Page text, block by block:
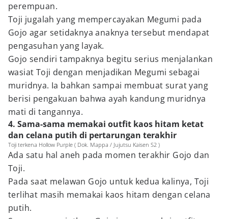
perempuan.
Toji jugalah yang mempercayakan Megumi pada
Gojo agar setidaknya anaknya tersebut mendapat
pengasuhan yang layak.
Gojo sendiri tampaknya begitu serius menjalankan
wasiat Toji dengan menjadikan Megumi sebagai
muridnya. Ia bahkan sampai membuat surat yang
berisi pengakuan bahwa ayah kandung muridnya
mati di tangannya.
4. Sama-sama memakai outfit kaos hitam ketat
dan celana putih di pertarungan terakhir
Toji terkena Hollow Purple ( Dok. Mappa / Jujutsu Kaisen S2 )
Ada satu hal aneh pada momen terakhir Gojo dan
Toji.
Pada saat melawan Gojo untuk kedua kalinya, Toji
terlihat masih memakai kaos hitam dengan celana
putih.